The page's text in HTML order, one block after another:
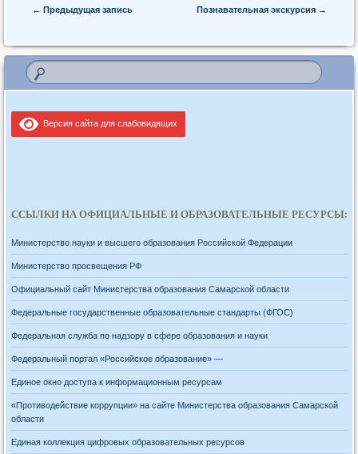
Post navigation
← Предыдущая запись Познавательная экскурсия →
Версия сайта для слабовидящих
ССЫЛКИ НА ОФИЦИАЛЬНЫЕ И ОБРАЗОВАТЕЛЬНЫЕ РЕСУРСЫ:
Министерство науки и высшего образования Российской Федерации
Министерство просвещения РФ
Официальный сайт Министерства образования Самарской области
Федеральные государственные образовательные стандарты (ФГОС)
Федеральная служба по надзору в сфере образования и науки
Федеральный портал «Российское образование» —
Единое окно доступа к информационным ресурсам
«Противодействие коррупции» на сайте Министерства образования Самарской
области
Единая коллекция цифровых образовательных ресурсов